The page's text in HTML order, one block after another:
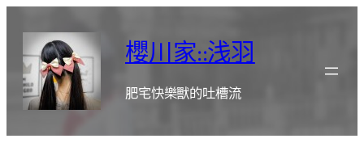
櫻川家::浅羽
肥宅快樂獸的吐槽流